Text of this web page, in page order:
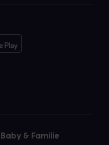
Baby & Familie